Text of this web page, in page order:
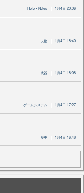
Holo・Notes 1月4日 20:06
人物 1月4日 18:40
武器 1月4日 18:08
ゲームシステム 1月4日 17:27
歴史 1月4日 16:48